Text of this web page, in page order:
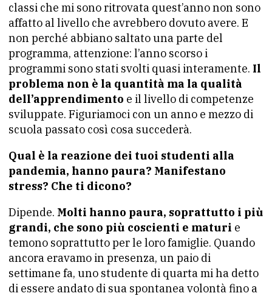
classi che mi sono ritrovata quest’anno non sono
affatto al livello che avrebbero dovuto avere. E
non perché abbiano saltato una parte del
programma, attenzione: l’anno scorso i
programmi sono stati svolti quasi interamente. Il
problema non è la quantità ma la qualità
dell’apprendimento e il livello di competenze
sviluppate. Figuriamoci con un anno e mezzo di
scuola passato così cosa succederà.
Qual è la reazione dei tuoi studenti alla
pandemia, hanno paura? Manifestano
stress? Che ti dicono?
Dipende. Molti hanno paura, soprattutto i più
grandi, che sono più coscienti e maturi e
temono soprattutto per le loro famiglie. Quando
ancora eravamo in presenza, un paio di
settimane fa, uno studente di quarta mi ha detto
di essere andato di sua spontanea volontà fino a